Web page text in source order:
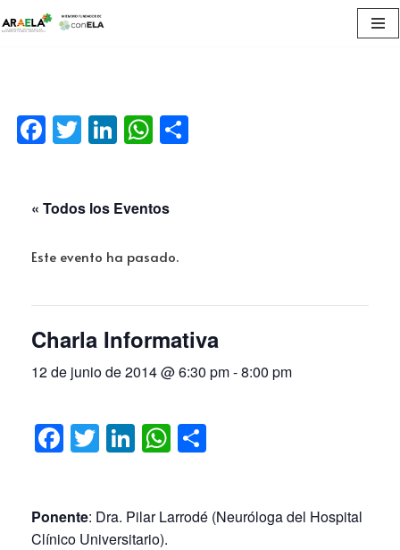
Facebook
Twitter
LinkedInWhatsApp
« Todos los Eventos
Este evento ha pasado.
Charla Informativa
12 de junio de 2014 @ 6:30 pm-8:00 pm
Facebook
Twitter
LinkedIn
WhatsApp
Ponente: Dra. Pilar Larrodé (Neuróloga del Hospital
Clínico Universitario).